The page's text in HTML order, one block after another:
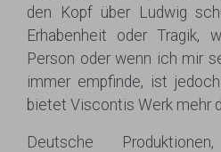
den Kopf über Ludwig
Erhabenheit oder Tragik,
Person oder wenn ich mir
immer empfinde, ist
bietet Viscontis Werk mehr
Deutsche